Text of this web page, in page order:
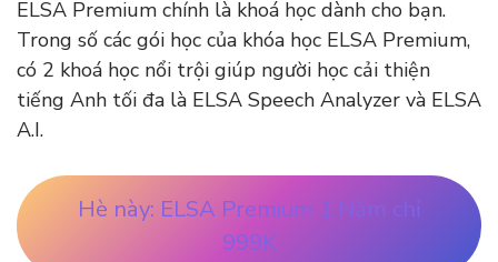
ELSA Premium chính là khoá học dành cho bạn.
Trong số các gói học của khóa học ELSA Premium,
có 2 khoá học nổi trội giúp người học cải thiện
tiếng Anh tối đa là ELSA Speech Analyzer và ELSA
A.I.
Hè này: ELSA Premium 1 Năm chỉ
999K